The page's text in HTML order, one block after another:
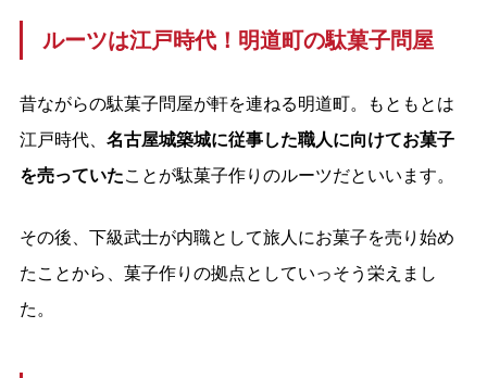
ルーツは江戸時代！明道町の駄菓子問屋
昔ながらの駄菓子問屋が軒を連ねる明道町。もともとは
江戸時代、 名古屋城築城に従事した職人に向けてお菓子
を売っていたことが駄菓子作りのルーツだといいます。
その後、下級武士が内職として旅人にお菓子を売り始め
たことから、菓子作りの拠点としていっそう栄えまし
た。